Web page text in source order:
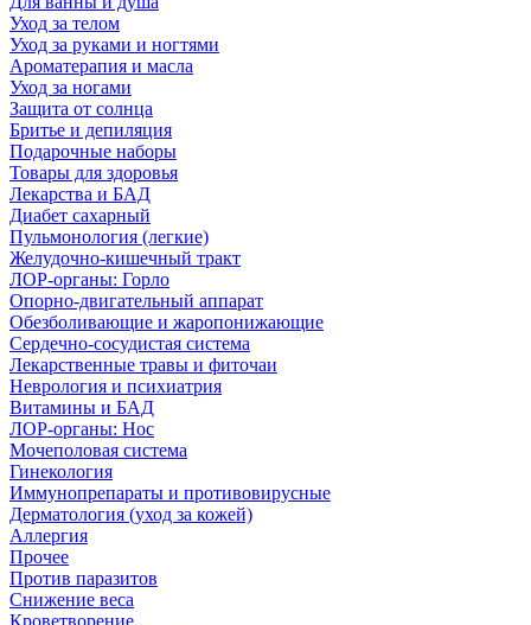
Уход за телом
Уход за руками и ногтями
Ароматерапия и масла
Уход за ногами
Защита от солнца
Бритье и депиляция
Подарочные наборы
Товары для здоровья
Лекарства и БАД
Диабет сахарный
Пульмонология (легкие)
Желудочно-кишечный тракт
ЛОР-органы: Горло
Опорно-двигательный аппарат
Обезболивающие и жаропонижающие
Сердечно-сосудистая система
Лекарственные травы и фиточаи
Неврология и психиатрия
Витамины и БАД
ЛОР-органы: Нос
Мочеполовая система
Гинекология
Иммунопрепараты и противовирусные
Дерматология (уход за кожей)
Аллергия
Прочее
Против паразитов
Снижение веса
Кроветворение